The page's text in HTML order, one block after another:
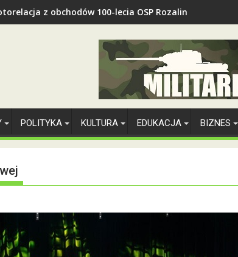
z obchodów 100-lecia OSP Rozalin
POLITYKA KULTURA EDUKACJA BIZNES